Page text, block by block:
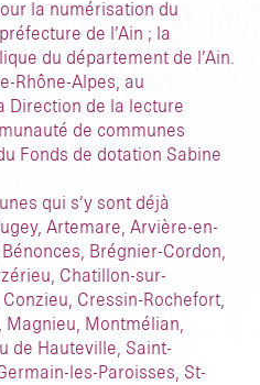
la numérisation du
de l’Ain ; la
du département de l’Ain.
Rhône-Alpes, au
Direction de la lecture
de communes
Fonds de dotation Sabine
qui s’y sont déjà
Artemare, Arvière-en-
Brégnier-Cordon,
Chatillon-sur-
Cressin-Rochefort,
Magnieu, Montmélian,
de Hauteville, Saint-
les-Paroisses, St-